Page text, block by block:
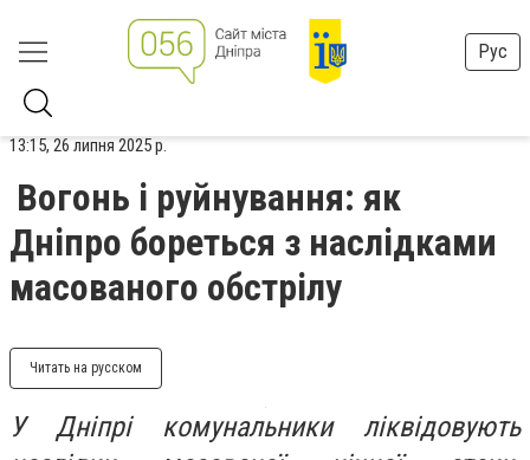
Рус
13:15, 26 липня 2025 р.
Вогонь і руйнування: як
Дніпро бореться з наслідками
масованого обстрілу
Читать на русском
У Дніпрі комунальники ліквідовують